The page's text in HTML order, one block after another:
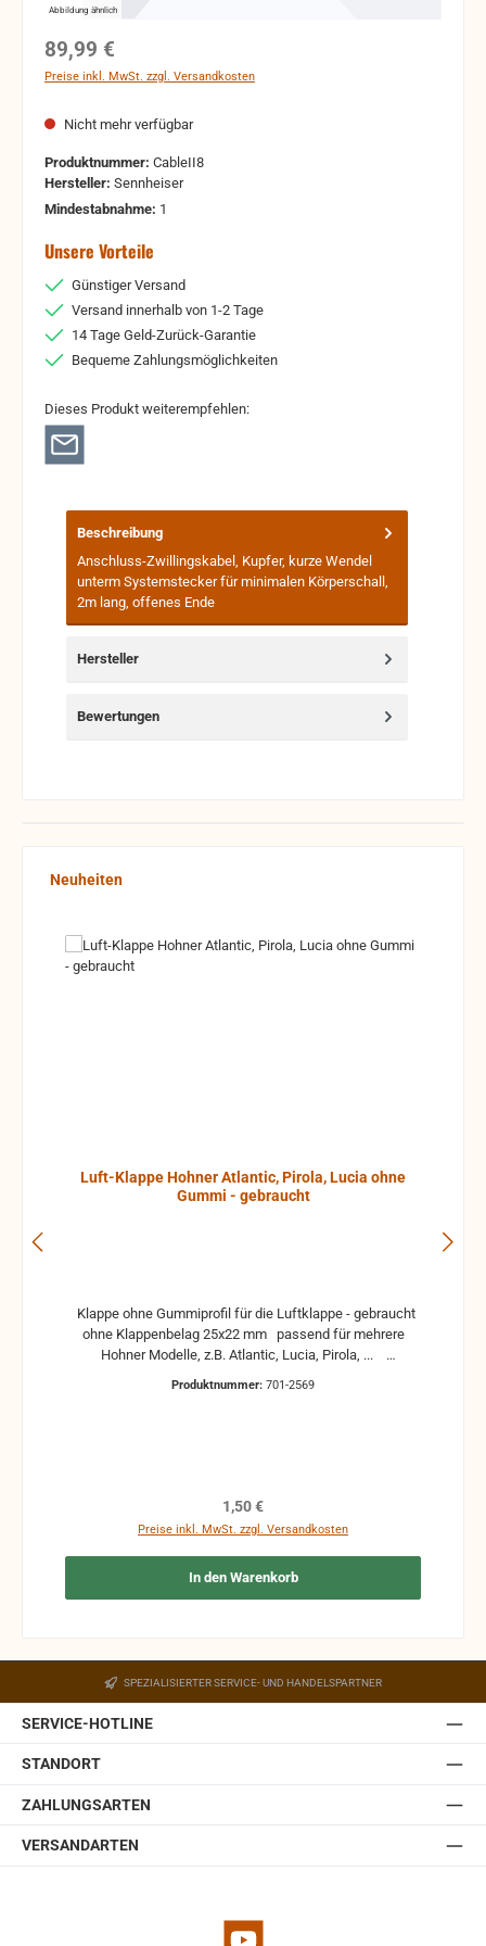
Abbildung ähnlich
Regulärer Preis:
89,99 €
Preise inkl. MwSt. zzgl. Versandkosten
Nicht mehr verfügbar
Produktnummer: CableII8
Hersteller: Sennheiser
Mindestabnahme: 1
Unsere Vorteile
Günstiger Versand
Versand innerhalb von 1-2 Tage
14 Tage Geld-Zurück-Garantie
Bequeme Zahlungsmöglichkeiten
Dieses Produkt weiterempfehlen:
Beschreibung
Anschluss-Zwillingskabel, Kupfer, kurze Wendel
unterm Systemstecker für minimalen Körperschall,
2m lang, offenes Ende
Hersteller
Bewertungen
Produktgalerie überspringen
Neuheiten
Luft-Klappe Hohner Atlantic, Pirola, Lucia ohne
Gummi - gebraucht
ohne Klappenbelag 25x22 mm passend für mehrere
Hohner Modelle, z.B. Atlantic, Lucia, Pirola, ...
Funktion nicht mehr gewährleistet werden und die
Produktnummer: 701-2569
Regulärer Preis:
1,50 €
Preise inkl. MwSt. zzgl. Versandkosten
In den Warenkorb
SPEZIALISIERTER SERVICE- UND HANDELSPARTNER
SERVICE-HOTLINE
STANDORT
ZAHLUNGSARTEN
VERSANDARTEN